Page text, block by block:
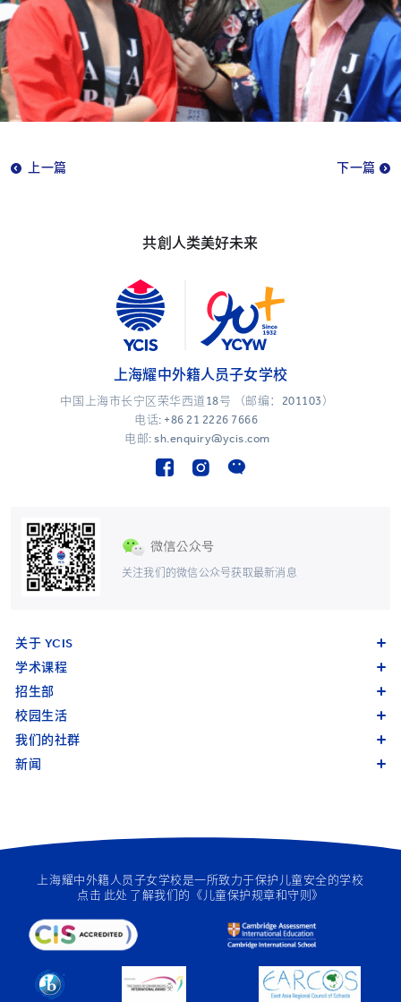
上一篇 下一篇
共創人类美好未来
关注我们的微信公众号获取最新消息
上海耀中外籍人员子女学校
中国上海市长宁区荣华西道18号 （邮编：201103）
电话: +86 21 2226 7666
电邮: sh.enquiry@ycis.com
关于 YCIS
学术课程
招生部
校园生活
我们的社群
新闻
上海耀中外籍人员子女学校是一所致力于保护儿童安全的学校
点击 此处 了解我们的《儿童保护规章和守则》